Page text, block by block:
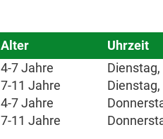
Alter
Uhrzeit
4-7 Jahre
7-11 Jahre
4-7 Jahre
7-11 Jahre